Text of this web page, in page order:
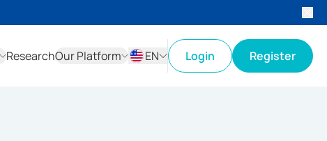
ResearchOur Platform
EN
Login Register